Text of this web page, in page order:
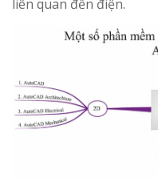
liên quan đến điện.